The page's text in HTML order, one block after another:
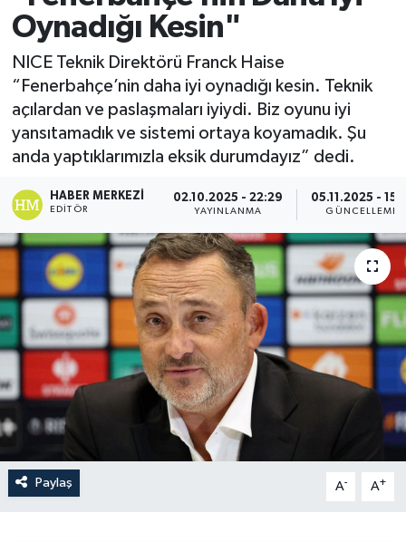
Oynadığı Kesin"
NICE Teknik Direktörü Franck Haise
“Fenerbahçe’nin daha iyi oynadığı kesin. Teknik
açılardan ve paslaşmaları iyiydi. Biz oyunu iyi
yansıtamadık ve sistemi ortaya koyamadık. Şu
anda yaptıklarımızla eksik durumdayız” dedi.
HABER MERKEZI
EDITÖR
02.10.2025 - 22:29
YAYINLANMA
05.11.2025 -
GÜNCELLEME
Paylaş A- A+